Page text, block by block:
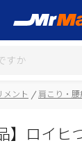
メント 肩こり・
】ロイヒ